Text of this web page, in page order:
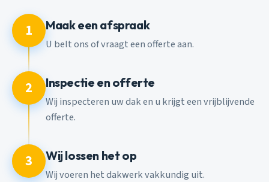
1 Maak een afspraak
U belt ons of vraagt een offerte aan.
2 Inspectie en offerte
Wij inspecteren uw dak en u krijgt een vrijblijvende
offerte.
3 Wij lossen het op
Wij voeren het dakwerk vakkundig uit.